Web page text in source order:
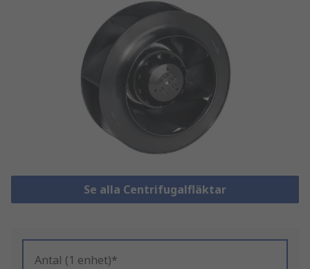
Se alla Centrifugalfläktar
Antal (1 enhet)*